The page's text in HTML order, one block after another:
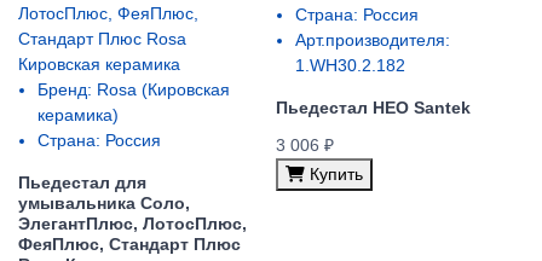
Бренд: Rosa (Кировская
керамика)
Страна: Россия
Пьедестал для
умывальника Соло,
ЭлегантПлюс, ЛотосПлюс,
ФеяПлюс, Стандарт Плюс
Страна: Россия
Арт.производителя:
1.WH30.2.182
Пьедестал НЕО Santek
3 006 ₽
Купить